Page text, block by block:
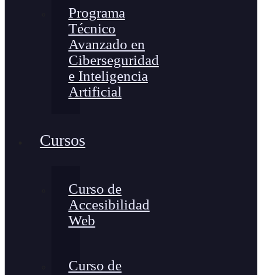
Programa
Técnico
Avanzado en
Ciberseguridad
e Inteligencia
Artificial
Cursos
Curso de
Accesibilidad
Web
Curso de